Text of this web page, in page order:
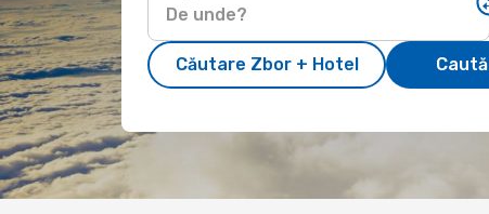
Căutare Zbor + Hotel